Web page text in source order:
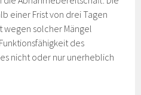
einer Frist von drei Tagen
wegen solcher Mängel
des
nicht oder nur unerheblich